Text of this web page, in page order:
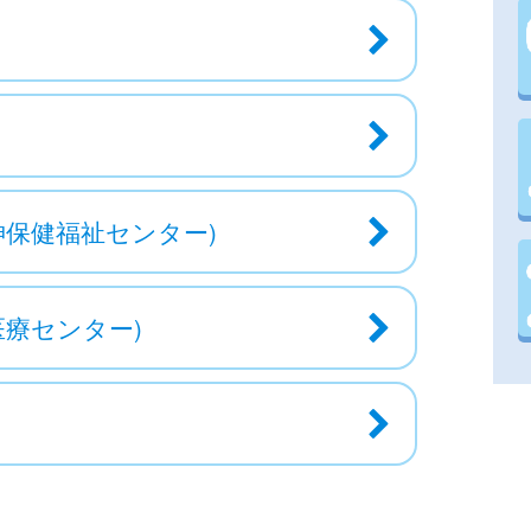
健福祉センター)
センター)